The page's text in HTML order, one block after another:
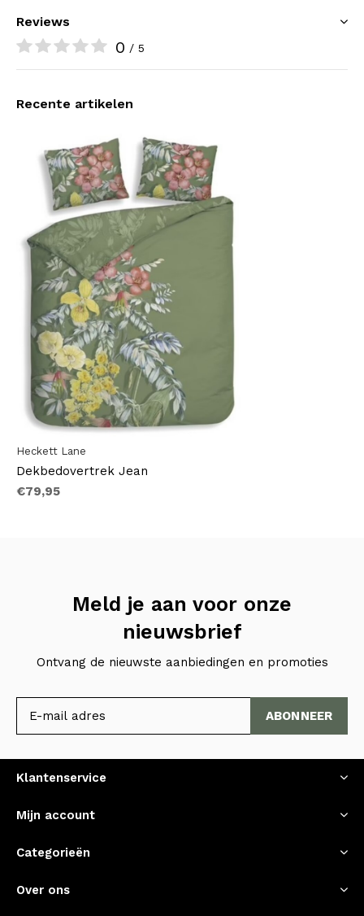
Reviews
0 / 5
Recente artikelen
Heckett Lane
Dekbedovertrek Jean
€79,95
Meld je aan voor onze
nieuwsbrief
Ontvang de nieuwste aanbiedingen en promoties
ABONNEER
Klantenservice
Mijn account
Categorieën
Over ons